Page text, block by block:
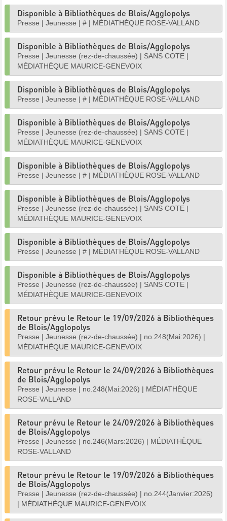
Disponible à Bibliothèques de Blois/Agglopolys
Presse | Jeunesse | # | MÉDIATHÈQUE ROSE-VALLAND
Disponible à Bibliothèques de Blois/Agglopolys
Presse | Jeunesse (rez-de-chaussée) | SANS COTE |
MÉDIATHÈQUE MAURICE-GENEVOIX
Disponible à Bibliothèques de Blois/Agglopolys
Presse | Jeunesse | # | MÉDIATHÈQUE ROSE-VALLAND
Disponible à Bibliothèques de Blois/Agglopolys
Presse | Jeunesse (rez-de-chaussée) | SANS COTE |
MÉDIATHÈQUE MAURICE-GENEVOIX
Disponible à Bibliothèques de Blois/Agglopolys
Presse | Jeunesse | # | MÉDIATHÈQUE ROSE-VALLAND
Disponible à Bibliothèques de Blois/Agglopolys
Presse | Jeunesse (rez-de-chaussée) | SANS COTE |
MÉDIATHÈQUE MAURICE-GENEVOIX
Disponible à Bibliothèques de Blois/Agglopolys
Presse | Jeunesse | # | MÉDIATHÈQUE ROSE-VALLAND
Disponible à Bibliothèques de Blois/Agglopolys
Presse | Jeunesse (rez-de-chaussée) | SANS COTE |
MÉDIATHÈQUE MAURICE-GENEVOIX
Retour prévu le Retour le 19/09/2026 à Bibliothèques
de Blois/Agglopolys
Presse | Jeunesse (rez-de-chaussée) | no.248(Mai:2026) |
MÉDIATHÈQUE MAURICE-GENEVOIX
Retour prévu le Retour le 24/09/2026 à Bibliothèques
de Blois/Agglopolys
Presse | Jeunesse | no.248(Mai:2026) | MÉDIATHÈQUE
ROSE-VALLAND
Retour prévu le Retour le 24/09/2026 à Bibliothèques
de Blois/Agglopolys
Presse | Jeunesse | no.246(Mars:2026) | MÉDIATHÈQUE
ROSE-VALLAND
Retour prévu le Retour le 19/09/2026 à Bibliothèques
de Blois/Agglopolys
Presse | Jeunesse (rez-de-chaussée) | no.244(Janvier:2026)
| MÉDIATHÈQUE MAURICE-GENEVOIX